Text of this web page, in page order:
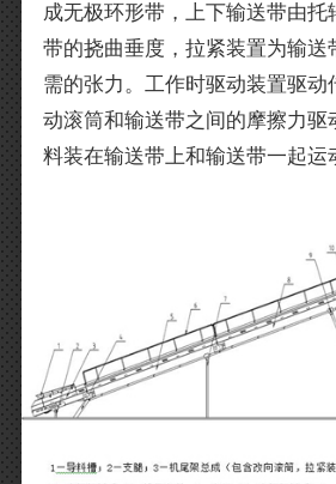
成无极环形带，上下输送带由托
带的挠曲垂度，拉紧装置为输送
需的张力。工作时驱动装置驱动
动滚筒和输送带之间的摩擦力驱
料装在输送带上和输送带一起运